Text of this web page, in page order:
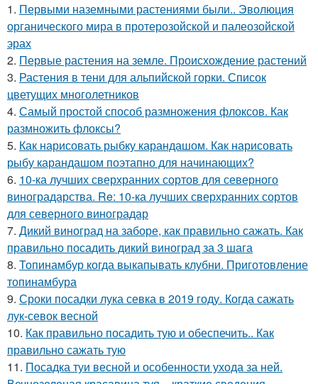
1. Первыми наземными растениями были.. Эволюция
органического мира в протерозойской и палеозойской
эрах
2. Первые растения на земле. Происхождение растений
3. Растения в тени для альпийской горки. Список
цветущих многолетников
4. Самый простой способ размножения флоксов. Как
размножить флоксы?
5. Как нарисовать рыбку карандашом. Как нарисовать
рыбу карандашом поэтапно для начинающих?
6. 10-ка лучших сверхранних сортов для северного
виноградарства. Re: 10-ка лучших сверхранних сортов
для северного виноградар
7. Дикий виноград на заборе, как правильно сажать. Как
правильно посадить дикий виноград за 3 шага
8. Топинамбур когда выкапывать клубни. Приготовление
топинамбура
9. Сроки посадки лука севка в 2019 году. Когда сажать
лук-севок весной
10. Как правильно посадить тую и обеспечить.. Как
правильно сажать тую
11. Посадка туи весной и особенности ухода за ней.